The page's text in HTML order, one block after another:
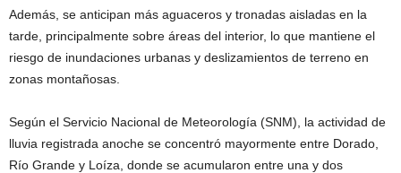
Además, se anticipan más aguaceros y tronadas aisladas en la
tarde, principalmente sobre áreas del interior, lo que mantiene el
riesgo de inundaciones urbanas y deslizamientos de terreno en
zonas montañosas.
Según el Servicio Nacional de Meteorología (SNM), la actividad de
lluvia registrada anoche se concentró mayormente entre Dorado,
Río Grande y Loíza, donde se acumularon entre una y dos